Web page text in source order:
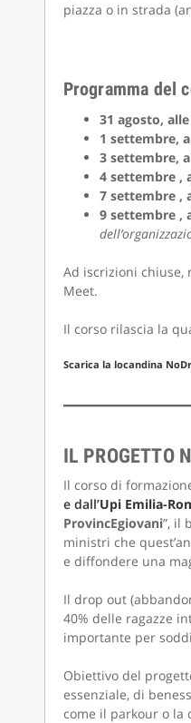
piazza o in strada
Programma del
31 agosto, alle
1 settembre,
3 settembre,
4 settembre ,
7 settembre ,
9 settembre ,
Ad iscrizioni chiuse,
Meet.
Il corso rilascia la
Scarica la locandina
IL PROGETTO
Il corso di
e dall’Upi Emilia-
ProvincEgiovani”, il
ministri che
e diffondere una
Il drop out
40% delle ragazze
importante per
Obiettivo del
essenziale, di
come il parkour o la